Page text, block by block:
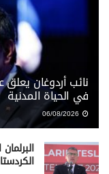
نائب أردوغان
في الحياة المدنية